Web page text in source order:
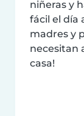
niñeras y
fácil el día
madres y
necesitan
casa!